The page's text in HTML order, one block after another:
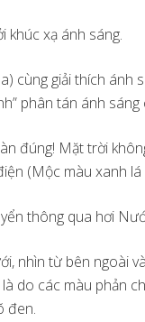
khúc xạ ánh sáng.
cùng giải thích
phân tán ánh
đúng! Mặt trời
(Mộc màu xanh
thông qua hơi
nhìn từ bên ngoài
do các màu phản
đen.